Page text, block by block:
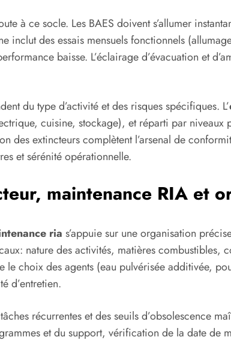
à ce socle. Les BAES doivent s’allumer
des essais mensuels fonctionnels
baisse. L’éclairage d’évacuation et
du type d’activité et des risques spécifiques. L’
cuisine, stockage), et réparti par niveaux
extincteurs complètent l’arsenal de
et sérénité opérationnelle.
maintenance RIA et
ria s’appuie sur une organisation
nature des activités, matières combustibles,
choix des agents (eau pulvérisée additivée,
d’entretien.
récurrentes et des seuils d’obsolescence
et du support, vérification de la date de